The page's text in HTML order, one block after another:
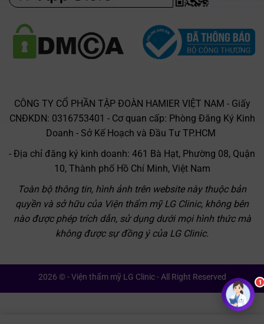
CÔNG TY CỔ PHẦN TẬP ĐOÀN HAMIER VIỆT NAM - Giấy
CNĐKDN: 0316753401 - Cơ quan cấp: Phòng Đăng Ký Kinh
Doanh - Sở Kế Hoạch và Đầu Tư TP.HCM
- Địa chỉ đăng ký kinh doanh: 461 Bà Hạt, Phường 08, Quận
10, Thành phố Hồ Chí Minh, Việt Nam
Toàn bộ thông tin, hình ảnh trên website này thuộc bản
quyền và sở hữu của Viện thẩm mỹ LG Clinic, không bên
nào được phép trích dẫn, sử dụng dưới mọi hình thức mà
không được sự đồng ý của LG Clinic.
2026 © - Viện thẩm mỹ LG Clinic - All Right Reserved
1